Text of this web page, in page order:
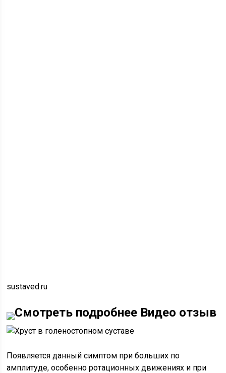
sustaved.ru
Смотреть подробнее Видео отзыв
Появляется данный симптом при больших по
амплитуде, особенно ротационных движениях и при